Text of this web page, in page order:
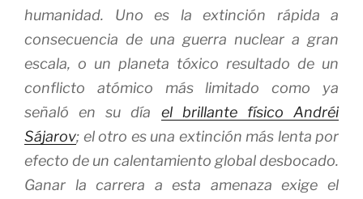
humanidad. Uno es la extinción rápida a
consecuencia de una guerra nuclear a gran
escala, o un planeta tóxico resultado de un
conflicto atómico más limitado como ya
señaló en su día el brillante físico Andréi
Sájarov; el otro es una extinción más lenta por
efecto de un calentamiento global desbocado.
Ganar la carrera a esta amenaza exige el